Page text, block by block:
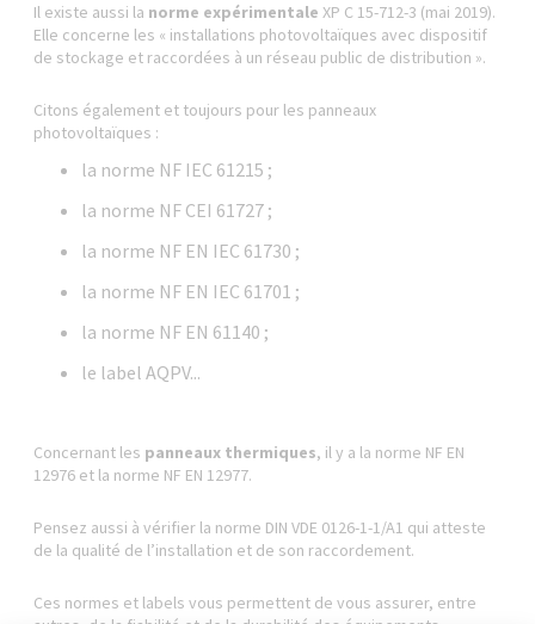
Il existe aussi la norme expérimentaleXP C 15-712-3 (mai 2019).
Elle concerne les « installations photovoltaïques avec dispositif
de stockage et raccordées à un réseau public de distribution ».
Citons également et toujours pour les panneaux
photovoltaïques :
la norme NF IEC 61215 ;
la norme NF CEI 61727 ;
la norme NF EN IEC 61730 ;
la norme NF EN IEC 61701 ;
la norme NF EN 61140 ;
le label AQPV...
Concernant les panneaux thermiques, il y a la norme NF EN
12976 et la norme NF EN 12977.
Pensez aussi à vérifier la norme DIN VDE 0126-1-1/A1 qui atteste
de la qualité de l’installation et de son raccordement.
Ces normes et labels vous permettent de vous assurer, entre